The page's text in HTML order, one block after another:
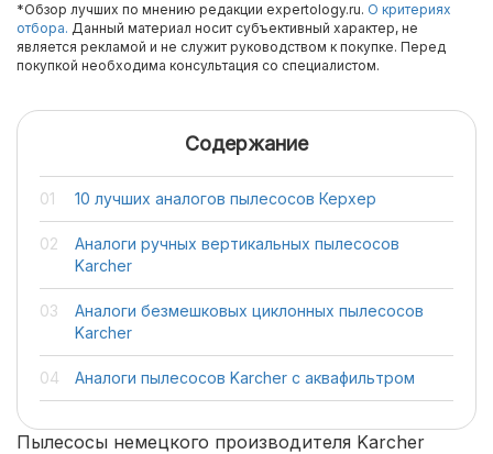
*Обзор лучших по мнению редакции expertology.ru. О критериях
отбора. Данный материал носит субъективный характер, не
является рекламой и не служит руководством к покупке. Перед
покупкой необходима консультация со специалистом.
Содержание
10 лучших аналогов пылесосов Керхер
Аналоги ручных вертикальных пылесосов
Karcher
Аналоги безмешковых циклонных пылесосов
Karcher
Аналоги пылесосов Karcher с аквафильтром
Пылесосы немецкого производителя Karcher